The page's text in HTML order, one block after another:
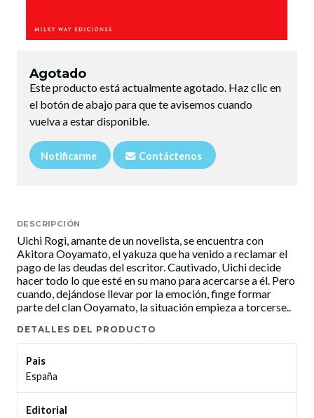
Agotado
Este producto está actualmente agotado. Haz clic en
el botón de abajo para que te avisemos cuando
vuelva a estar disponible.
Notificarme Contáctenos
DESCRIPCIÓN
Uichi Rogi, amante de un novelista, se encuentra con
Akitora Ooyamato, el yakuza que ha venido a reclamar el
pago de las deudas del escritor. Cautivado, Uichi decide
hacer todo lo que esté en su mano para acercarse a él. Pero
cuando, dejándose llevar por la emoción, finge formar
parte del clan Ooyamato, la situación empieza a torcerse..
DETALLES DEL PRODUCTO
Pais
España
Editorial